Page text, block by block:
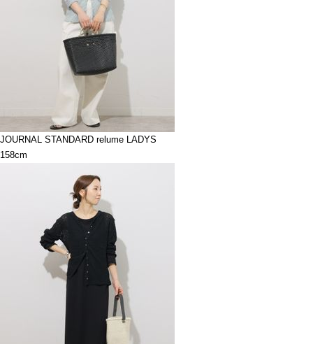
JOURNAL STANDARD relume LADYS
158cm